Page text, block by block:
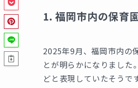
1. 福岡市内の保育
2025年9月、福岡市内の
とが明らかになりまし
どと表現していたそうです